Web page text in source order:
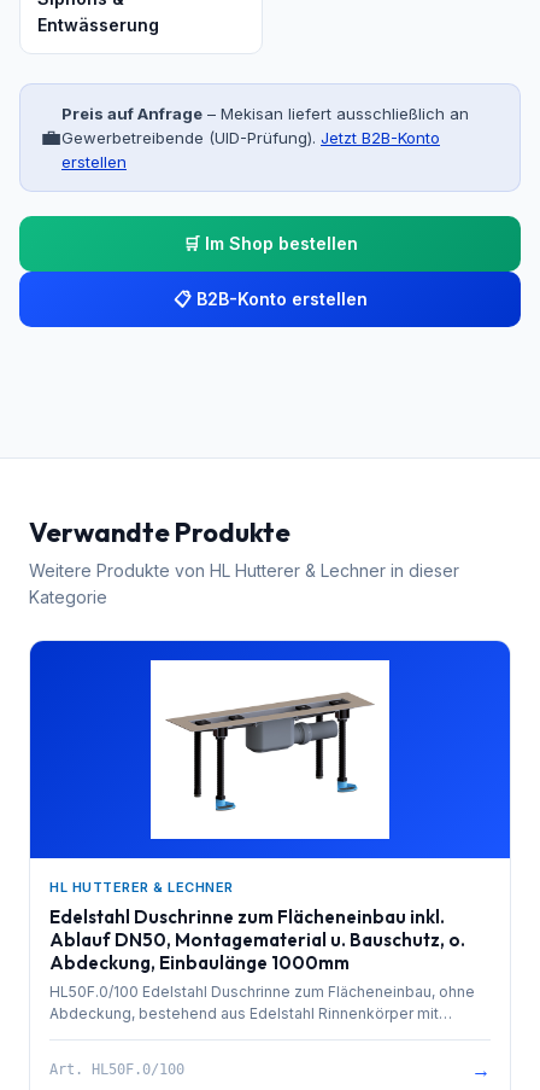
Entwässerung
💼
Preis auf Anfrage – Mekisan liefert ausschließlich an
Gewerbetreibende (UID-Prüfung). Jetzt B2B-Konto
erstellen
🛒 Im Shop bestellen
📋 B2B-Konto erstellen
Verwandte Produkte
Weitere Produkte von HL Hutterer & Lechner in dieser
Kategorie
HL HUTTERER & LECHNER
Edelstahl Duschrinne zum Flächeneinbau inkl.
Ablauf DN50, Montagematerial u. Bauschutz, o.
Abdeckung, Einbaulänge 1000mm
HL50F.0/100 Edelstahl Duschrinne zum Flächeneinbau, ohne
Abdeckung, bestehend aus Edelstahl Rinnenkörper mit
besandetem Flansch zur Anbindung an Verbundabdichtungen,
herausziehbarem Geruchsverschluss. Rinnenkörper mit
Art. HL50F.0/100 →